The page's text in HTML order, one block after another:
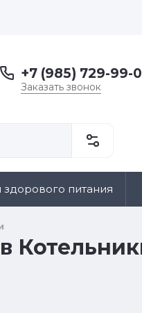
+7 (985) 729-99-
Заказать звонок
здорового питания